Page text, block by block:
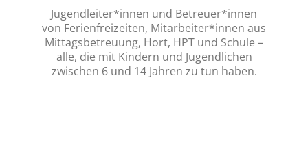
Jugendleiter*innen und Betreuer*innen
von Ferienfreizeiten, Mitarbeiter*innen aus
Mittagsbetreuung, Hort, HPT und Schule –
alle, die mit Kindern und Jugendlichen
zwischen 6 und 14 Jahren zu tun haben.